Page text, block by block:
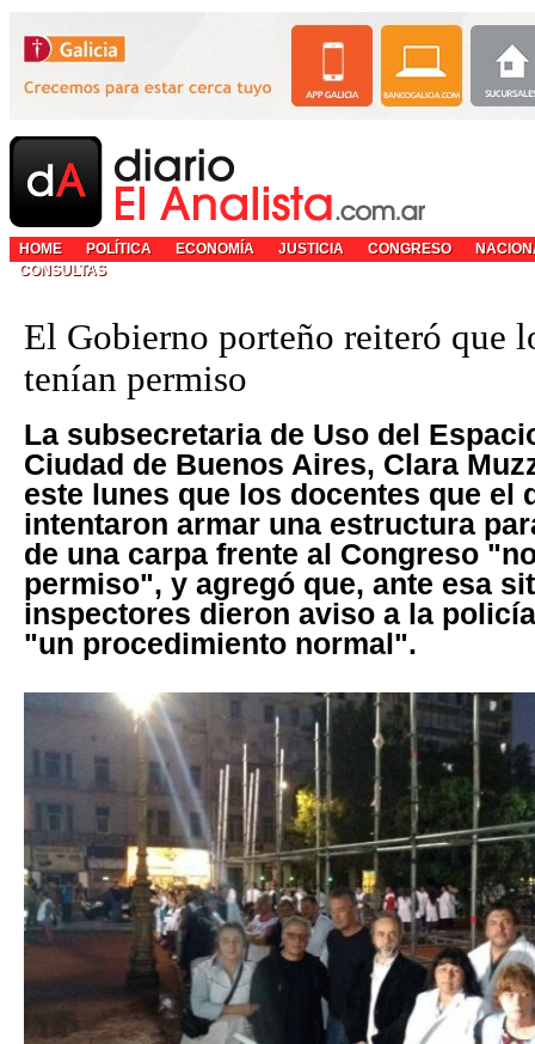
HOME POLÍTICA ECONOMÍA JUSTICIA CONGRESO
CONSULTAS
El Gobierno porteño reiteró que
tenían permiso
La subsecretaria de Uso del
Ciudad de Buenos Aires, Clara
este lunes que los docentes que el
intentaron armar una estructura
de una carpa frente al Congreso
permiso", y agregó que, ante esa
inspectores dieron aviso a la
"un procedimiento normal".